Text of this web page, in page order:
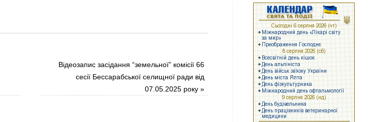
Відеозапис засідання “земельної” комісії 66
сесії Бессарабської селищної ради від
07.05.2025 року»